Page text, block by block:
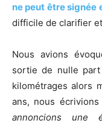
ne peut être signée
difficile de clarifier
Nous avions
sortie de nulle
kilométrages alors
ans, nous écrivions
annoncions une